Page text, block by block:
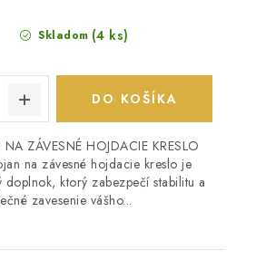
Skladom (4 ks)
DO KOŠÍKA
NA ZÁVESNÉ HOJDACIE KRESLO
na závesné hojdacie kreslo je
doplnok, ktorý zabezpečí stabilitu a
zavesenie vášho...